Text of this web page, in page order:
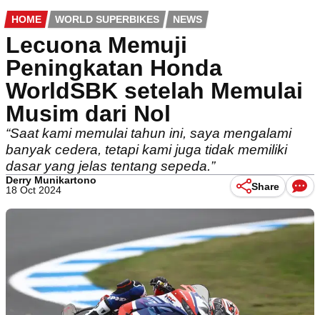
HOME WORLD SUPERBIKES NEWS
Lecuona Memuji
Peningkatan Honda
WorldSBK setelah Memulai
Musim dari Nol
“Saat kami memulai tahun ini, saya mengalami
banyak cedera, tetapi kami juga tidak memiliki
dasar yang jelas tentang sepeda.”
Derry Munikartono
18 Oct 2024
Share